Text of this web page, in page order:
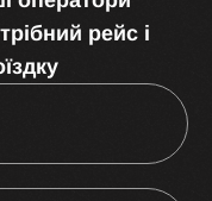
рейс і